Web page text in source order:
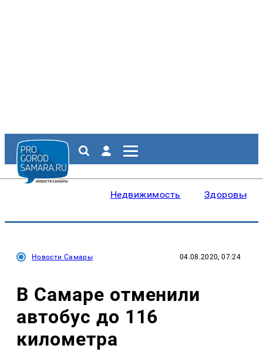
Недвижимость Здоровье
Новости Самары 04.08.2020, 07:24
В Самаре отменили
автобус до 116
километра